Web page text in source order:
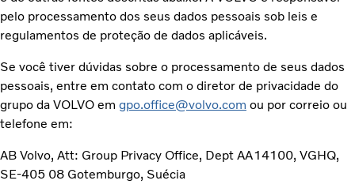
pelo processamento dos seus dados pessoais sob leis e
regulamentos de proteção de dados aplicáveis.
Se você tiver dúvidas sobre o processamento de seus dados
pessoais, entre em contato com o diretor de privacidade do
grupo da VOLVO em gpo.office@volvo.com ou por correio ou
telefone em:
AB Volvo, Att: Group Privacy Office, Dept AA14100, VGHQ,
SE-405 08 Gotemburgo, Suécia